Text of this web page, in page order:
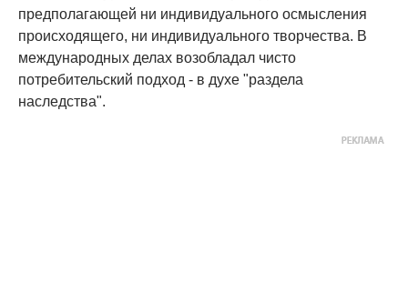
предполагающей ни индивидуального осмысления
происходящего, ни индивидуального творчества. В
международных делах возобладал чисто
потребительский подход - в духе "раздела
наследства".